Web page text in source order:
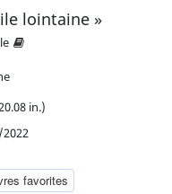
lointaine »
in.)
favorites